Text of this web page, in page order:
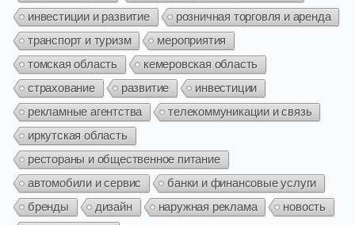
инвестиции и развитие
розничная торговля и аренда
транспорт и туризм
мероприятия
томская область
кемеровская область
страхование
развитие
инвестиции
рекламные агентства
телекоммуникации и связь
иркутская область
рестораны и общественное питание
автомобили и сервис
банки и финансовые услуги
бренды
дизайн наружная реклама
новость